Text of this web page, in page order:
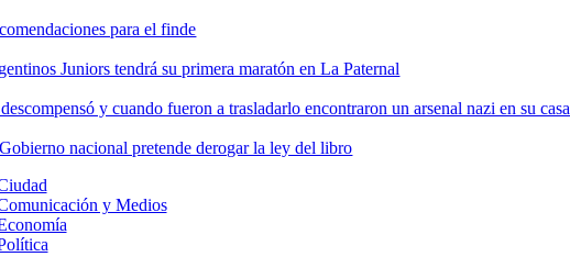
para el finde
Juniors tendrá su primera maratón en La Paternal
y cuando fueron a trasladarlo encontraron un arsenal nazi en su casa
nacional pretende derogar la ley del libro
y Medios